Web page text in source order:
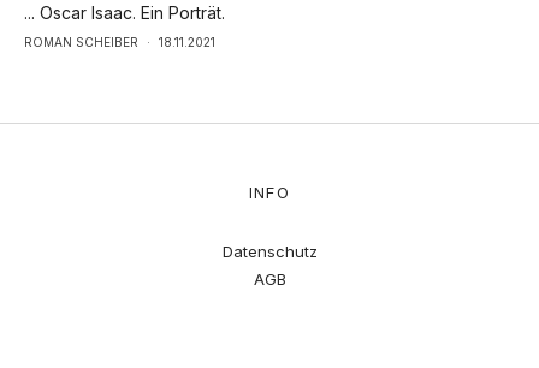
... Oscar Isaac. Ein Porträt.
ROMAN SCHEIBER · 18.11.2021
INFO
Datenschutz
AGB